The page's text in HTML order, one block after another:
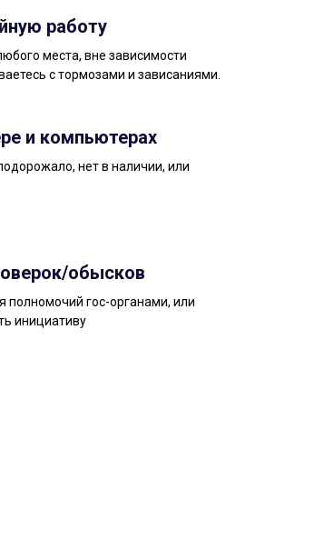
работу
места, вне зависимости
с тормозами и зависаниями.
и компьютерах
нет в наличии, или
обысков
полномочий гос-органами, или
инициативу